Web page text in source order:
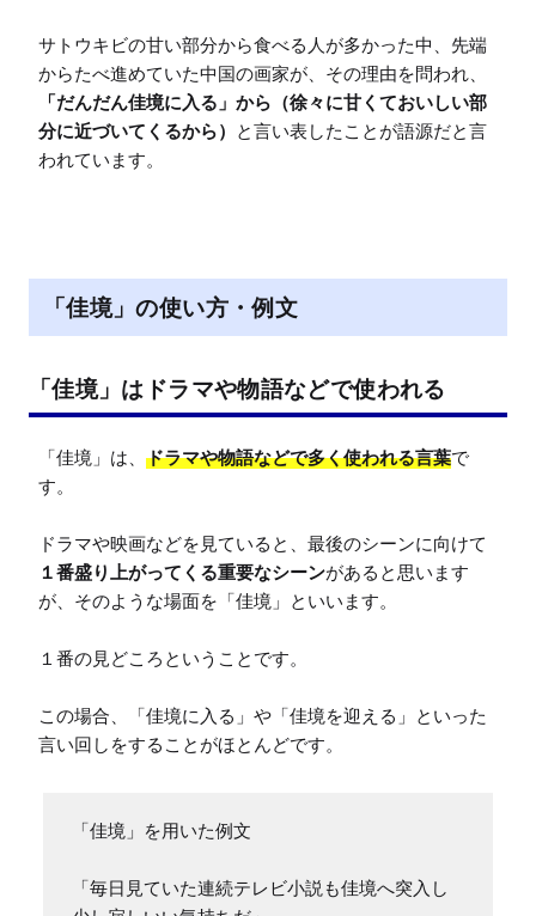
サトウキビの甘い部分から食べる人が多かった中、先端
からたべ進めていた中国の画家が、その理由を問われ、
「だんだん佳境に入る」から（徐々に甘くておいしい部
分に近づいてくるから） と言い表したことが語源だと言
われています。
「佳境」の使い方・例文
「佳境」はドラマや物語などで使われる
「佳境」は、 ドラマや物語などで多く使われる言葉で
す。
ドラマや映画などを見ていると、最後のシーンに向けて
１番盛り上がってくる重要なシーンがあると思います
が、そのような場面を「佳境」といいます。
１番の見どころということです。
この場合、「佳境に入る」や「佳境を迎える」といった
言い回しをすることがほとんどです。
「佳境」を用いた例文
「毎日見ていた連続テレビ小説も佳境へ突入し